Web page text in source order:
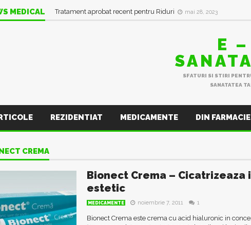
MEDICAL Tratament aprobat recent pentru Riduri mai 28, 2023
E –
SFATURI SI STIRI
SANATATEA
REZIDENTIAT MEDICAMENTE DIN FARMACIE
CREMA
Bionect Crema – Cicatrizeaza
estetic
MEDICAMENTE noiembrie 7, 2011 1
Bionect Crema este crema cu acid hialuronic in